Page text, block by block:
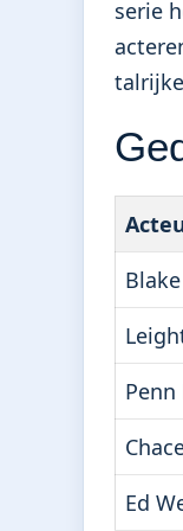
serie
Ed